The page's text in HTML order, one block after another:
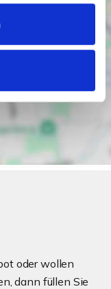
oder wollen
dann füllen Sie